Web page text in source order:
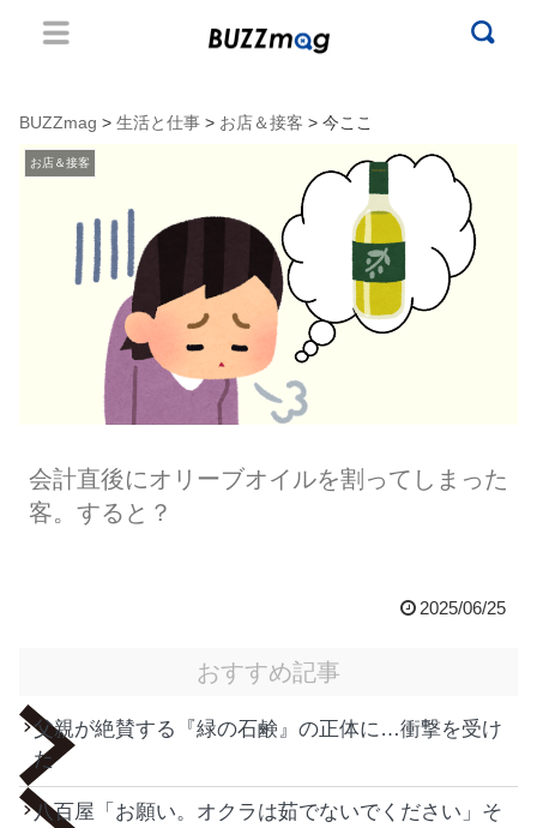
BUZZmag > 生活と仕事 > お店＆接客 > 今ここ
お店＆接客
会計直後にオリーブオイルを割ってしまった
客。すると？
2025/06/25
おすすめ記事
父親が絶賛する『緑の石鹸』の正体に…衝撃を受け
た
八百屋「お願い。オクラは茹でないでください」そ